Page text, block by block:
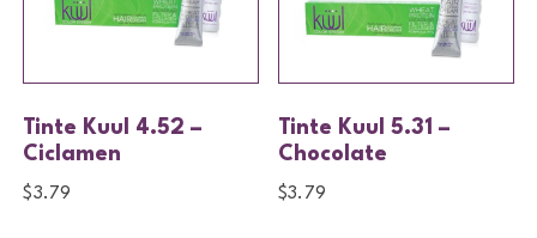
Tinte Kuul 4.52 –
Ciclamen
$3.79
Tinte Kuul 5.31 –
Chocolate
$3.79